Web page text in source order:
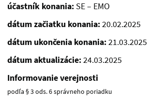
účastník konania: SE – EMO
dátum začiatku konania:20.02.2025
dátum ukončenia konania:21.03.2025
dátum aktualizácie:24.03.2025
Informovanie verejnosti
podľa § 3 ods. 6 správneho poriadku